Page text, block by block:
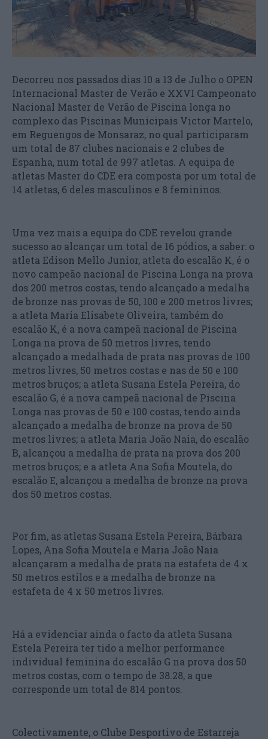
Decorreu nos passados dias 10 a 13 de Julho o OPEN
Internacional Master de Verão e XXVI Campeonato
Nacional Master de Verão de Piscina longa no
complexo das Piscinas Municipais Victor Martelo,
em Reguengos de Monsaraz, no qual participaram
um total de 87 clubes nacionais e 2 clubes de
Espanha, num total de 997 atletas. A equipa de
atletas Master do CDE era composta por um total de
14 atletas, 6 deles masculinos e 8 femininos.
Uma vez mais a equipa do CDE revelou grande
sucesso ao alcançar um total de 16 pódios, a saber: o
atleta Edison Mello Junior, atleta do escalão K, é o
novo campeão nacional de Piscina Longa na prova
dos 200 metros costas, tendo alcançado a medalha
de bronze nas provas de 50, 100 e 200 metros livres;
a atleta Maria Elisabete Oliveira, também do
escalão K, é a nova campeã nacional de Piscina
Longa na prova de 50 metros livres, tendo
alcançado a medalhada de prata nas provas de 100
metros livres, 50 metros costas e nas de 50 e 100
metros bruços; a atleta Susana Estela Pereira, do
escalão G, é a nova campeã nacional de Piscina
Longa nas provas de 50 e 100 costas, tendo ainda
alcançado a medalha de bronze na prova de 50
metros livres; a atleta Maria João Naia, do escalão
B, alcançou a medalha de prata na prova dos 200
metros bruços; e a atleta Ana Sofia Moutela, do
escalão E, alcançou a medalha de bronze na prova
dos 50 metros costas.
Por fim, as atletas Susana Estela Pereira, Bárbara
Lopes, Ana Sofia Moutela e Maria João Naia
alcançaram a medalha de prata na estafeta de 4 x
50 metros estilos e a medalha de bronze na
estafeta de 4 x 50 metros livres.
Há a evidenciar ainda o facto da atleta Susana
Estela Pereira ter tido a melhor performance
individual feminina do escalão G na prova dos 50
metros costas, com o tempo de 38.28, a que
corresponde um total de 814 pontos.
Colectivamente, o Clube Desportivo de Estarreja